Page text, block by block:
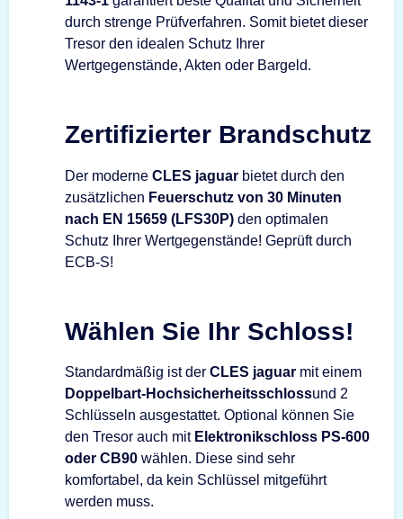
durch strenge Prüfverfahren. Somit bietet dieser
Tresor den idealen Schutz Ihrer
Wertgegenstände, Akten oder Bargeld.
Zertifizierter Brandschutz
Der moderne CLES jaguar bietet durch den
zusätzlichen Feuerschutz von 30 Minuten
nach EN 15659 (LFS30P) den optimalen
Schutz Ihrer Wertgegenstände! Geprüft durch
ECB-S!
Wählen Sie Ihr Schloss!
Standardmäßig ist der CLES jaguar mit einem
Doppelbart-Hochsicherheitsschlossund 2
Schlüsseln ausgestattet. Optional können Sie
den Tresor auch mit Elektronikschloss PS-600
oder CB90 wählen. Diese sind sehr
komfortabel, da kein Schlüssel mitgeführt
werden muss.